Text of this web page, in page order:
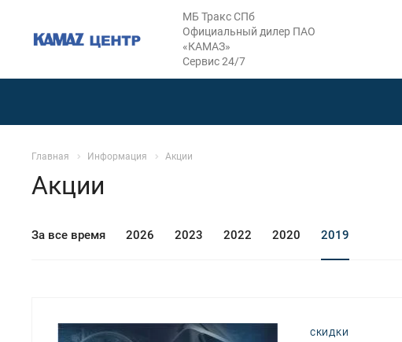
МБ Тракс СПб
Официальный дилер ПАО
«КАМАЗ»
Сервис 24/7
Главная Информация Акции
Акции
За все время 2026 2023 2022 2020 2019
СКИДКИ